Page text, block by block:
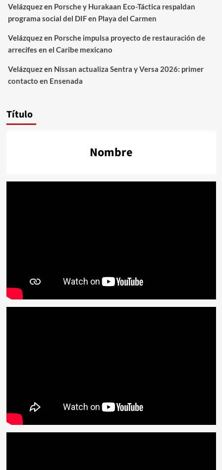
Velázquezen Porsche y Hurakaan Eco-Táctica respaldan
programa social del DIF en Playa del Carmen
Velázquezen Porsche impulsa proyecto de restauración de
arrecifes en el Caribe mexicano
Velázquezen Nissan actualiza Sentra y Versa 2026: primer
contacto en Ensenada
Título
Nombre